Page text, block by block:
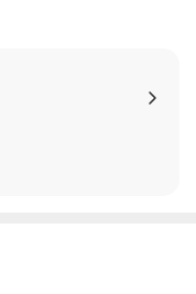
에도 최대한 일관되게 유
경우가 있습니다. 턴테이
이용하여 센터 홀을 조정